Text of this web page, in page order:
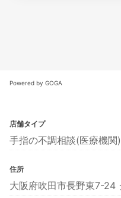
Powered by GOGA
店舗タイプ
手指の不調相談(医療機関)
住所
大阪府吹田市長野東7-24